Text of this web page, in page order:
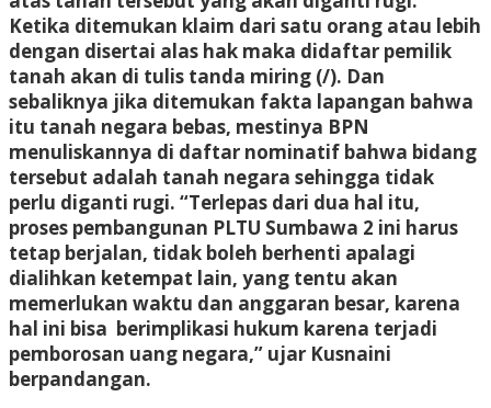
Ketika ditemukan klaim dari satu orang atau lebih
dengan disertai alas hak maka didaftar pemilik
tanah akan di tulis tanda miring (/). Dan
sebaliknya jika ditemukan fakta lapangan bahwa
itu tanah negara bebas, mestinya BPN
menuliskannya di daftar nominatif bahwa bidang
tersebut adalah tanah negara sehingga tidak
perlu diganti rugi. “Terlepas dari dua hal itu,
proses pembangunan PLTU Sumbawa 2 ini harus
tetap berjalan, tidak boleh berhenti apalagi
dialihkan ketempat lain, yang tentu akan
memerlukan waktu dan anggaran besar, karena
hal ini bisa berimplikasi hukum karena terjadi
pemborosan uang negara,” ujar Kusnaini
berpandangan.